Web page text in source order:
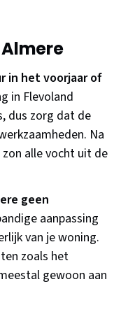
in het voorjaar of
in Flevoland
dus zorg dat de
Na
alle vocht uit de
geen
aanpassing
van je woning.
zoals het
gewoon aan